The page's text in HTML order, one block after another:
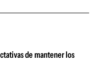
de mantener los